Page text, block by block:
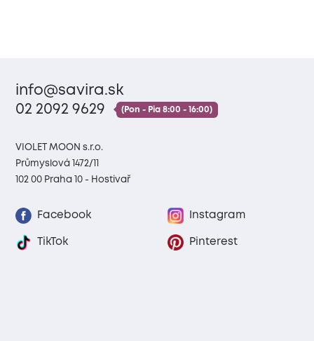
info@savira.sk
02 2092 9629
(Pon - Pia 8:00 - 16:00)
VIOLET MOON s.r.o.
Průmyslová 1472/11
102 00 Praha 10 - Hostivař
Facebook Instagram
TikTok Pinterest